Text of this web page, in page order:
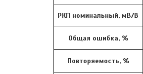
РКП номинальный, мВ/В
Общая ошибка, %
Повторяемость, %